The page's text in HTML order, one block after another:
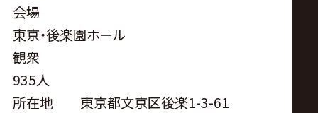
会場
東京・後楽園ホール
観衆
935人
所在地 東京都文京区後楽1-3-61